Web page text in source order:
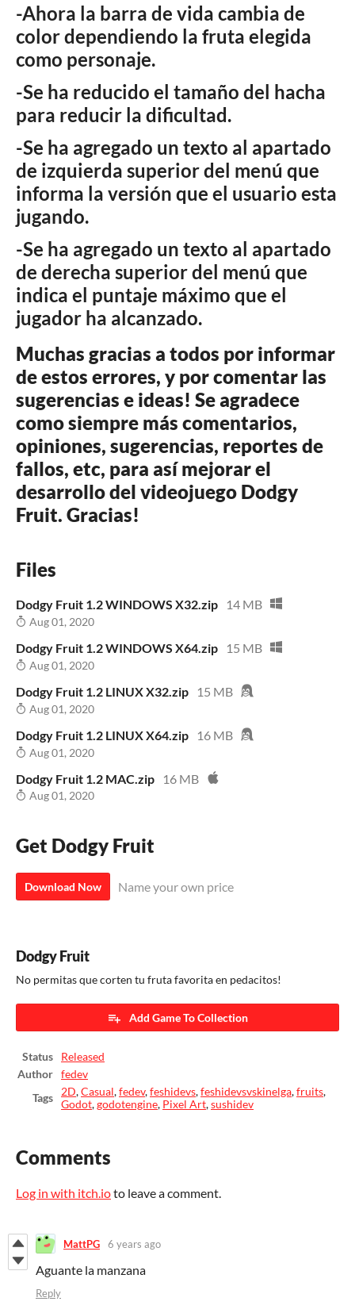
-Ahora la barra de vida cambia de
color dependiendo la fruta elegida
como personaje.
-Se ha reducido el tamaño del hacha
para reducir la dificultad.
-Se ha agregado un texto al apartado
de izquierda superior del menú que
informa la versión que el usuario esta
jugando.
-Se ha agregado un texto al apartado
de derecha superior del menú que
indica el puntaje máximo que el
jugador ha alcanzado.
Muchas gracias a todos por informar
de estos errores, y por comentar las
sugerencias e ideas! Se agradece
como siempre más comentarios,
opiniones, sugerencias, reportes de
fallos, etc, para así mejorar el
desarrollo del videojuego Dodgy
Fruit. Gracias!
Files
Dodgy Fruit 1.2 WINDOWS X32.zip 14 MB
Aug 01, 2020
Dodgy Fruit 1.2 WINDOWS X64.zip 15 MB
Aug 01, 2020
Dodgy Fruit 1.2 LINUX X32.zip 15 MB
Aug 01, 2020
Dodgy Fruit 1.2 LINUX X64.zip 16 MB
Aug 01, 2020
Dodgy Fruit 1.2 MAC.zip 16 MB
Aug 01, 2020
Get Dodgy Fruit
Download Now Name your own price
Dodgy Fruit
No permitas que corten tu fruta favorita en pedacitos!
Add Game To Collection
Status
Released
Author
fedev
Tags
2D,Casual,fedev,feshidevs,feshidevsvskinelga,fruits,
Godot,godotengine, Pixel Art,sushidev
Comments
Log in with itch.ioto leave a comment.
MattPG 6 years ago
Aguante la manzana
Reply